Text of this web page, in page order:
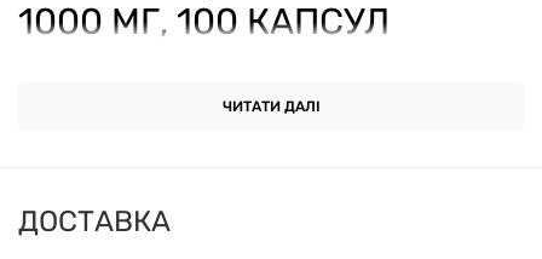
ДОСТАВКА
1000 МГ, 100 КАПСУЛ
мг) з додаванням натурального екстракту шипшини.
Комплекс розроблено для щоденної
ЧИТАТИ ДАЛІ